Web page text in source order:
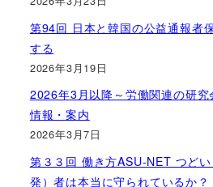
第94回 日本と韓国の公益通報者
する
2026年3月19日
2026年3月以降～労働関連の研
情報・案内
2026年3月7日
第３３回 働き方ASU-NET つど
発）者は本当に守られているか